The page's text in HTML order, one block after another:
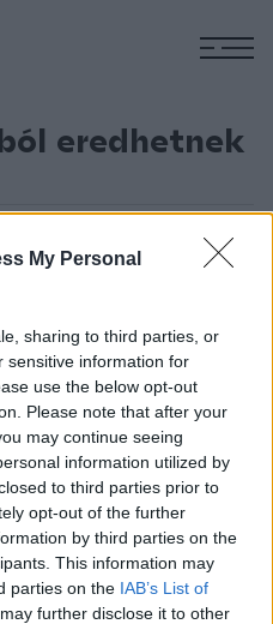
My Personal
sharing to third parties, or
sensitive information for
use the below opt-out
Please note that after your
may continue seeing
information utilized by
to third parties prior to
opt-out of the further
by third parties on the
This information may
parties on the IAB’s List of
further disclose it to other
eredhetnek
amelyek egy új
folyóiratában megjelent
életmódot folytató
mintegy hétezer
szerte
úgy vélték, hogy ezek az
de egyre több
abban, hogy az európai